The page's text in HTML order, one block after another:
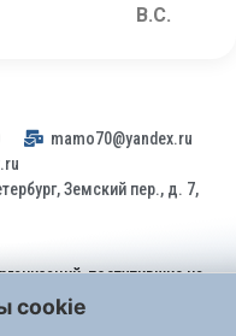
В.С.
mamo70@yandex.ru
Земский пер., д. 7,
поступившие на
на основании
№ 59-ФЗ
cookie